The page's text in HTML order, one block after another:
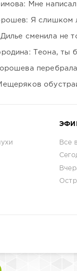
Мне
Я слишком
сменила не
Теона, ты
Все